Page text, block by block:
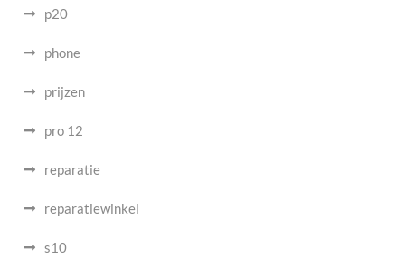
p20
phone
prijzen
pro 12
reparatie
reparatiewinkel
s10